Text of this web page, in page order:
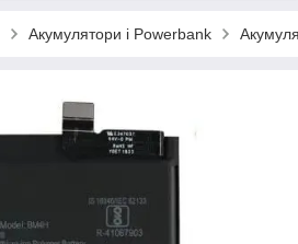
Акумулятори і Powerbank